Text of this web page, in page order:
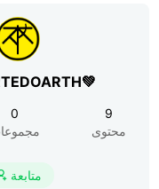
0
9
محتوى
متابعة